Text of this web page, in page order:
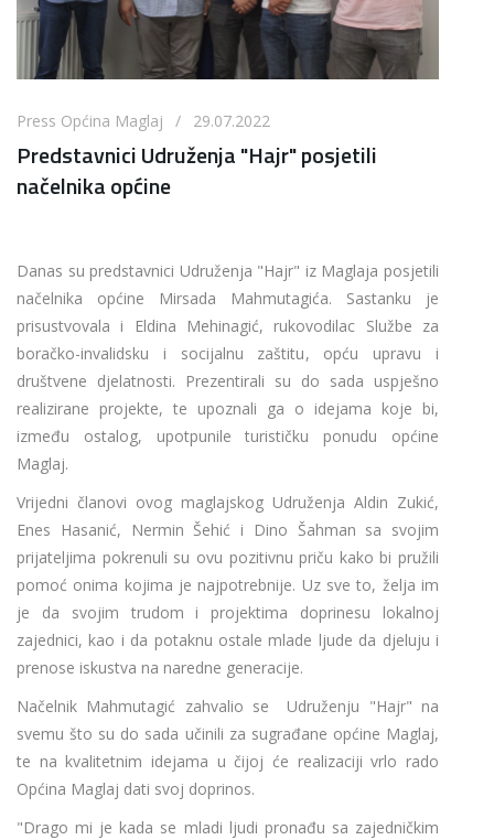
Press Općina Maglaj / 29.07.2022
Predstavnici Udruženja "Hajr" posjetili
načelnika općine
Danas su predstavnici Udruženja "Hajr" iz Maglaja posjetili
načelnika općine Mirsada Mahmutagića. Sastanku je
prisustvovala i Eldina Mehinagić, rukovodilac Službe za
boračko-invalidsku i socijalnu zaštitu, opću upravu i
društvene djelatnosti. Prezentirali su do sada uspješno
realizirane projekte, te upoznali ga o idejama koje bi,
između ostalog, upotpunile turističku ponudu općine
Maglaj.
Vrijedni članovi ovog maglajskog Udruženja Aldin Zukić,
Enes Hasanić, Nermin Šehić i Dino Šahman sa svojim
prijateljima pokrenuli su ovu pozitivnu priču kako bi pružili
pomoć onima kojima je najpotrebnije. Uz sve to, želja im
je da svojim trudom i projektima doprinesu lokalnoj
zajednici, kao i da potaknu ostale mlade ljude da djeluju i
prenose iskustva na naredne generacije.
Načelnik Mahmutagić zahvalio se Udruženju "Hajr" na
svemu što su do sada učinili za sugrađane općine Maglaj,
te na kvalitetnim idejama u čijoj će realizaciji vrlo rado
Općina Maglaj dati svoj doprinos.
"Drago mi je kada se mladi ljudi pronađu sa zajedničkim